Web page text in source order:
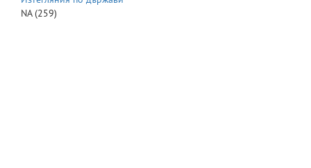
NA(259)